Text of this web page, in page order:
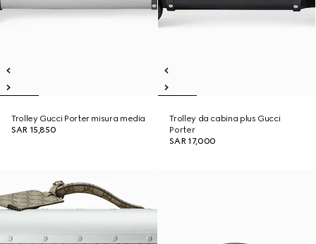
Trolley Gucci Porter misura media
SAR 15,850
Trolley da cabina plus Gucci
Porter
SAR 17,000